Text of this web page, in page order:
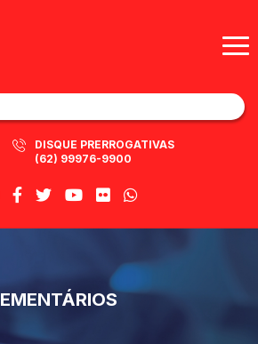
DISQUE PRERROGATIVAS
(62) 99976-9900
EMENTÁRIOS